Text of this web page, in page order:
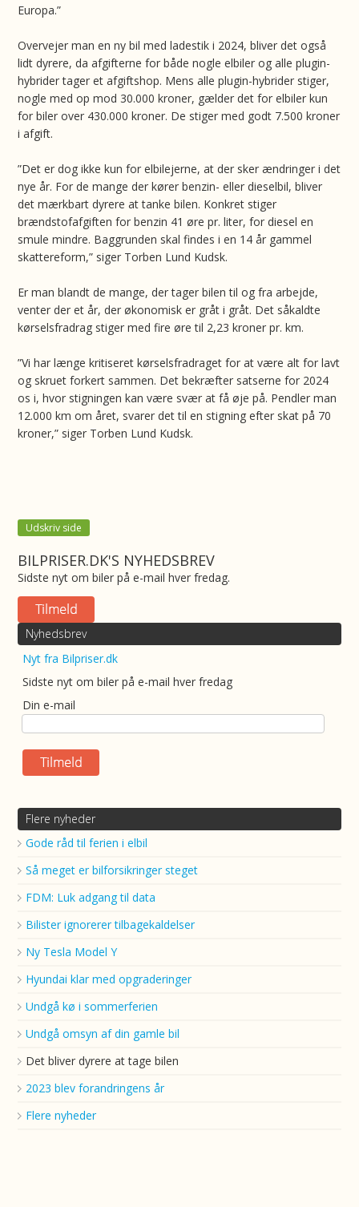
Europa.”
Overvejer man en ny bil med ladestik i 2024, bliver det også
lidt dyrere, da afgifterne for både nogle elbiler og alle plugin-
hybrider tager et afgiftshop. Mens alle plugin-hybrider stiger,
nogle med op mod 30.000 kroner, gælder det for elbiler kun
for biler over 430.000 kroner. De stiger med godt 7.500 kroner
i afgift.
”Det er dog ikke kun for elbilejerne, at der sker ændringer i det
nye år. For de mange der kører benzin- eller dieselbil, bliver
det mærkbart dyrere at tanke bilen. Konkret stiger
brændstofafgiften for benzin 41 øre pr. liter, for diesel en
smule mindre. Baggrunden skal findes i en 14 år gammel
skattereform,” siger Torben Lund Kudsk.
Er man blandt de mange, der tager bilen til og fra arbejde,
venter der et år, der økonomisk er gråt i gråt. Det såkaldte
kørselsfradrag stiger med fire øre til 2,23 kroner pr. km.
”Vi har længe kritiseret kørselsfradraget for at være alt for lavt
og skruet forkert sammen. Det bekræfter satserne for 2024
os i, hvor stigningen kan være svær at få øje på. Pendler man
12.000 km om året, svarer det til en stigning efter skat på 70
kroner,” siger Torben Lund Kudsk.
Udskriv side
BILPRISER.DK'S NYHEDSBREV
Sidste nyt om biler på e-mail hver fredag.
Nyhedsbrev
Nyt fra Bilpriser.dk
Sidste nyt om biler på e-mail hver fredag
Din e-mail
Flere nyheder
Gode råd til ferien i elbil
Så meget er bilforsikringer steget
FDM: Luk adgang til data
Bilister ignorerer tilbagekaldelser
Ny Tesla Model Y
Hyundai klar med opgraderinger
Undgå kø i sommerferien
Undgå omsyn af din gamle bil
Det bliver dyrere at tage bilen
2023 blev forandringens år
Flere nyheder